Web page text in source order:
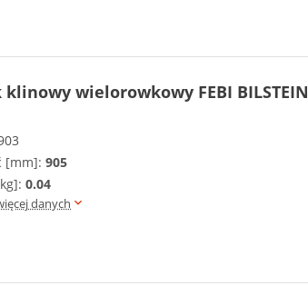
klinowy wielorowkowy FEBI BILSTEIN
[mm]: 905
0.04
danych